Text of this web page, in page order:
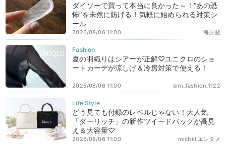
ダイソーで買って本当に良かった～！“あの恐
怖”を未然に防げる！気軽に始められる対策シ
ール
海原藍
2026/08/06 11:00
夏の羽織りはシアーが正解♡ユニクロのショ
ートカーデが涼しげ＆冷房対策で使える！
emi_fashion_1122
2026/08/06 11:00
どう見ても付録のレベルじゃない！大人気
「ダーリッチ」の新作ツイードバッグが高見
え＆大容量♡
michill エンタメ
2026/08/06 11:00